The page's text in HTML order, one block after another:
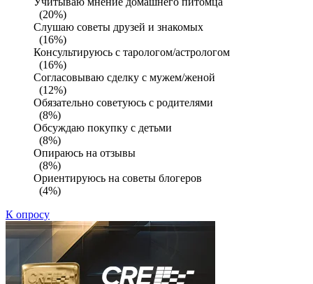
(20%)
Слушаю советы друзей и знакомых
(16%)
Консультируюсь с тарологом/астрологом
(16%)
Согласовываю сделку с мужем/женой
(12%)
Обязательно советуюсь с родителями
(8%)
Обсуждаю покупку с детьми
(8%)
Опираюсь на отзывы
(8%)
Ориентируюсь на советы блогеров
(4%)
К опросу